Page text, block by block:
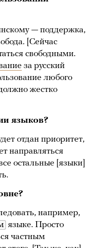
— поддержка,
[Сейчас
свободными.
за русский
любого
жестко
языков?
отдан приоритет,
направляться
остальные [языки]
например,
языке. Просто
частным